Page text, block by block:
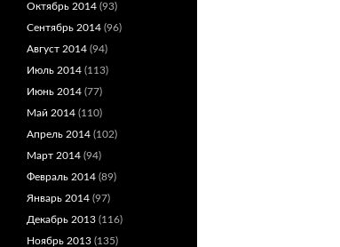
Октябрь 2014 (93)
Сентябрь 2014 (96)
Август 2014 (94)
Июль 2014 (113)
Июнь 2014 (77)
Май 2014 (110)
Апрель 2014 (102)
Март 2014 (94)
Февраль 2014 (89)
Январь 2014 (97)
Декабрь 2013 (116)
Ноябрь 2013 (135)